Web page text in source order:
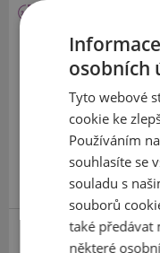
osobních
Tyto webové
cookie ke
Používáním
souhlasíte se
souladu s
souborů
také
některé